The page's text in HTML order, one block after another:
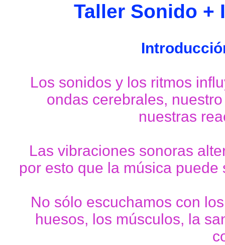
Taller Sonido +
Los sonidos y los ritmos
ondas cerebrales,
nuestras
Las vibraciones sonoras
por esto que la música
No sólo escuchamos con
huesos, los músculos, la